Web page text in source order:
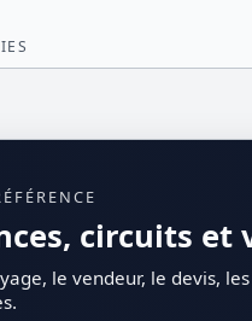
circuits
le vendeur, le devis,